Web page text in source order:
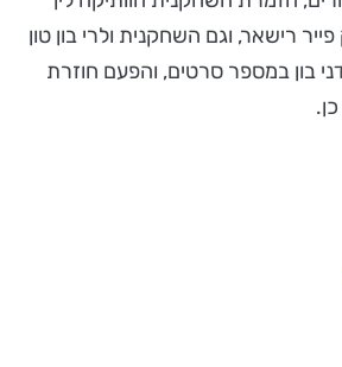
רישאר, וגם השחקנית ולרי בון טון
בון במספר סרטים, והפעם חוזרת